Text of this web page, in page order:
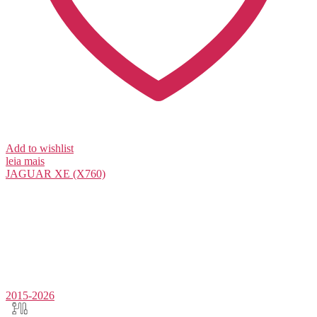
Add to wishlist
leia mais
JAGUAR XE (X760)
2015-2026